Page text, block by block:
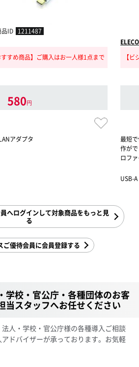
品ID 1211487
すすめ商品】ご購入はお一人様1点まで
580円
アダプタ
【
最短
作が
ロフ
USB-
へログインして対象商品をもっと見
る
ご優待会員に会員登録する
学校・官公庁・各種団体のお客
当スタッフへお任せください
人・学校・官公庁様の各種導入ご相談
ドバイザーが承っております。お気軽